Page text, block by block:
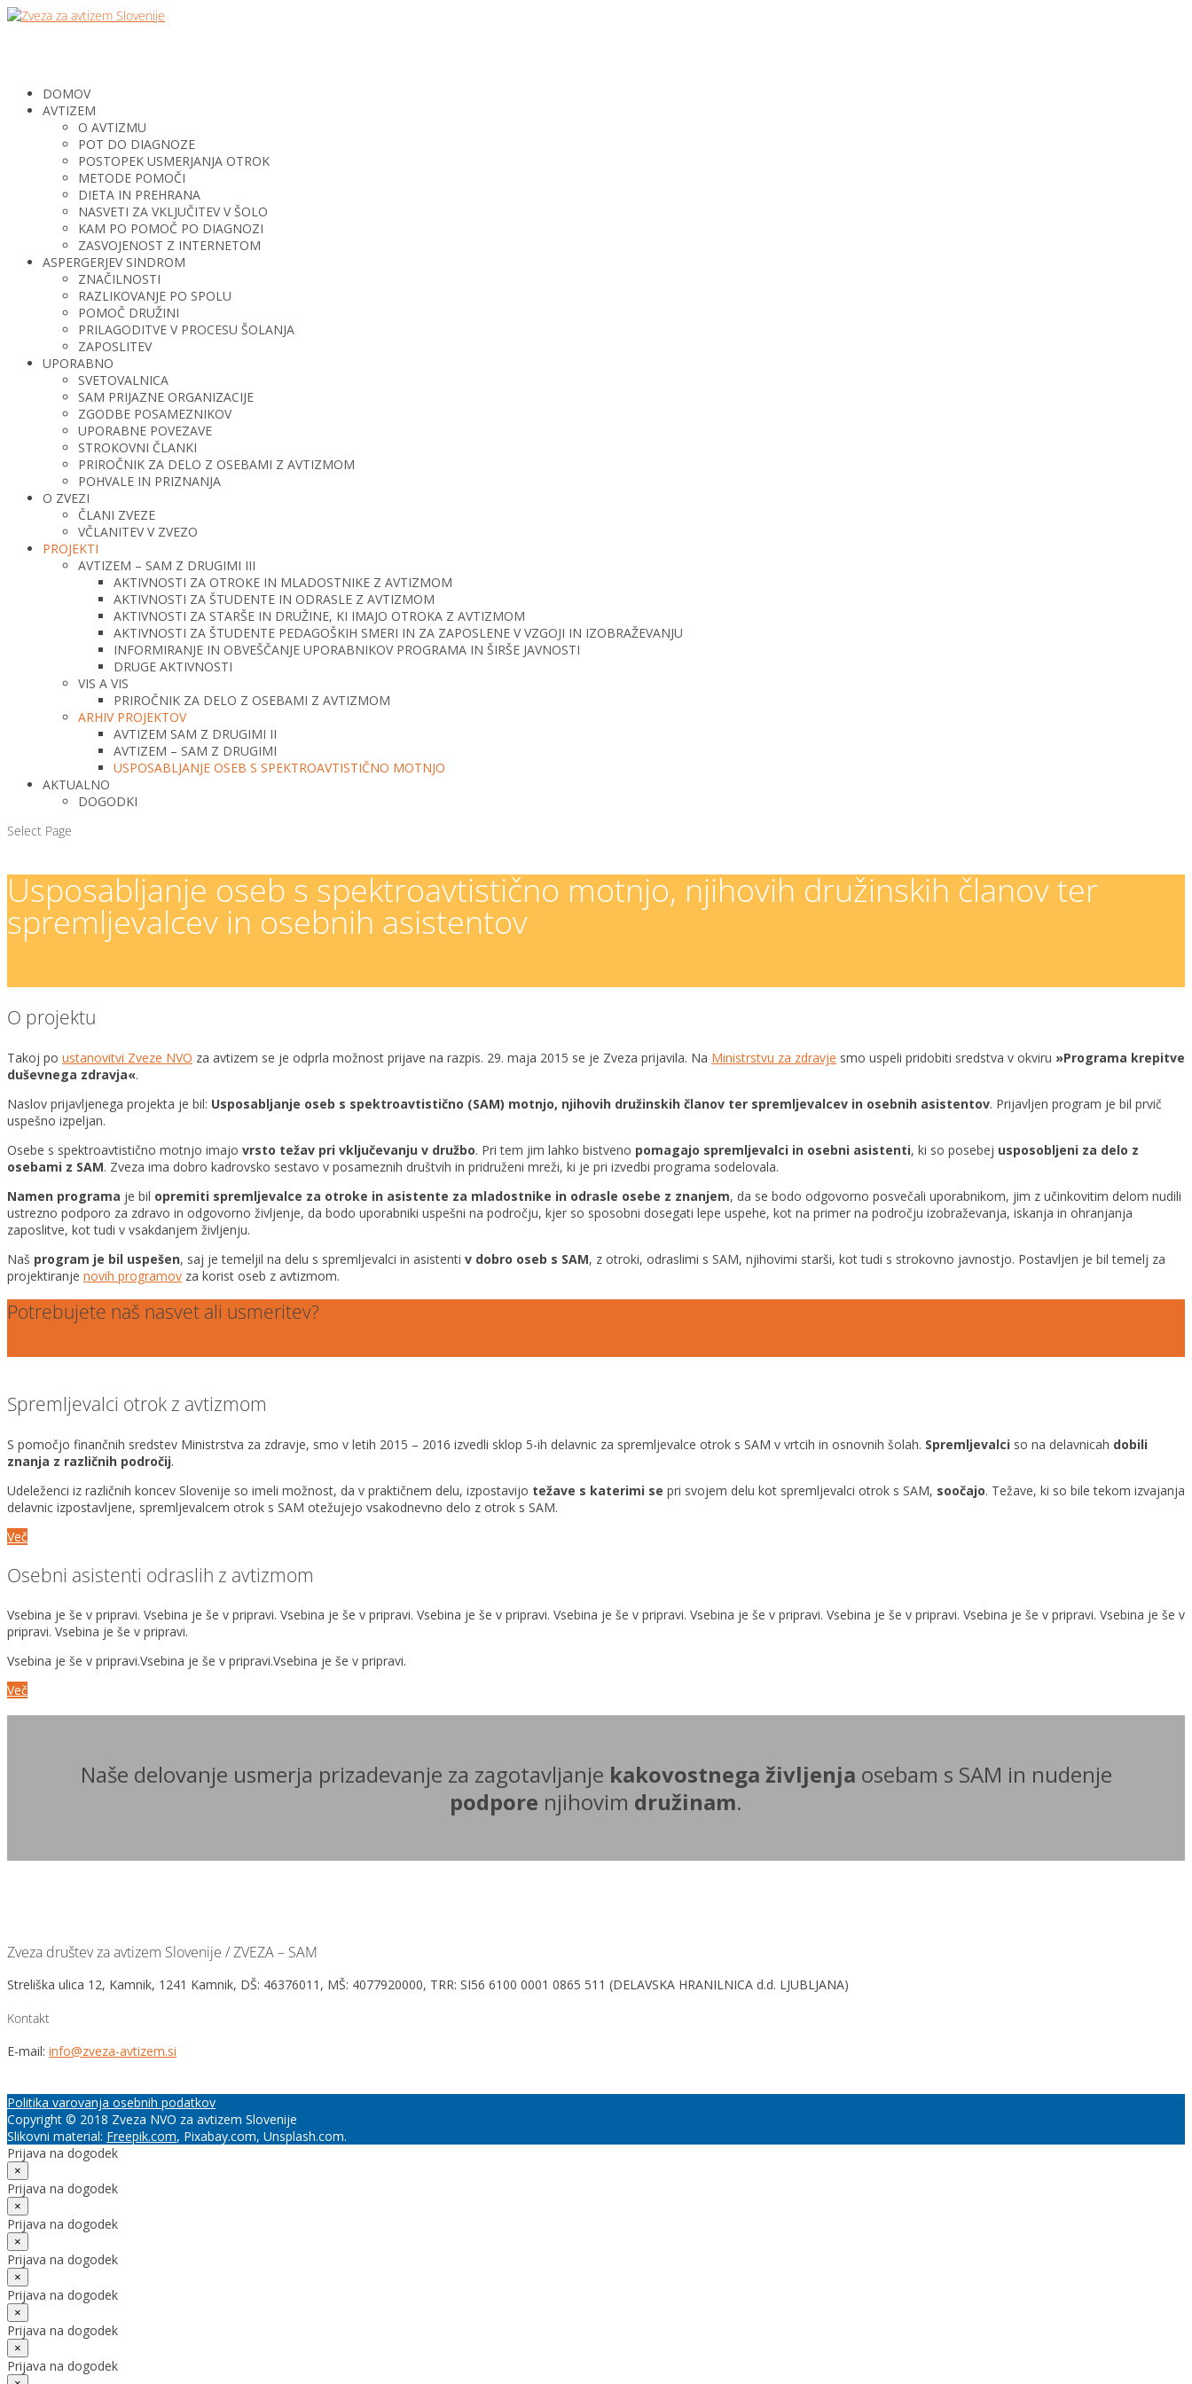
DOMOV
AVTIZEM
O AVTIZMU
POT DO DIAGNOZE
POSTOPEK USMERJANJA OTROK
METODE POMOČI
DIETA IN PREHRANA
NASVETI ZA VKLJUČITEV V ŠOLO
KAM PO POMOČ PO DIAGNOZI
ZASVOJENOST Z INTERNETOM
ASPERGERJEV SINDROM
ZNAČILNOSTI
RAZLIKOVANJE PO SPOLU
POMOČ DRUŽINI
PRILAGODITVE V PROCESU ŠOLANJA
ZAPOSLITEV
UPORABNO
SVETOVALNICA
SAM PRIJAZNE ORGANIZACIJE
ZGODBE POSAMEZNIKOV
UPORABNE POVEZAVE
STROKOVNI ČLANKI
PRIROČNIK ZA DELO Z OSEBAMI Z AVTIZMOM
POHVALE IN PRIZNANJA
O ZVEZI
ČLANI ZVEZE
VČLANITEV V ZVEZO
PROJEKTI
AVTIZEM – SAM Z DRUGIMI III
AKTIVNOSTI ZA OTROKE IN MLADOSTNIKE Z AVTIZMOM
AKTIVNOSTI ZA ŠTUDENTE IN ODRASLE Z AVTIZMOM
AKTIVNOSTI ZA STARŠE IN DRUŽINE, KI IMAJO OTROKA Z AVTIZMOM
AKTIVNOSTI ZA ŠTUDENTE PEDAGOŠKIH SMERI IN ZA ZAPOSLENE V VZGOJI IN IZOBRAŽEVANJU
INFORMIRANJE IN OBVEŠČANJE UPORABNIKOV PROGRAMA IN ŠIRŠE JAVNOSTI
DRUGE AKTIVNOSTI
VIS A VIS
PRIROČNIK ZA DELO Z OSEBAMI Z AVTIZMOM
ARHIV PROJEKTOV
AVTIZEM SAM Z DRUGIMI II
AVTIZEM – SAM Z DRUGIMI
USPOSABLJANJE OSEB S SPEKTROAVTISTIČNO MOTNJO
AKTUALNO
DOGODKI
Select Page
Usposabljanje oseb s spektroavtistično motnjo, njihovih družinskih članov ter
spremljevalcev in osebnih asistentov
O projektu
Takoj po ustanovitvi Zveze NVO za avtizem se je odprla možnost prijave na razpis. 29. maja 2015 se je Zveza prijavila. Na Ministrstvu za zdravje smo uspeli pridobiti sredstva v okviru »Programa krepitve
duševnega zdravja«.
Naslov prijavljenega projekta je bil: Usposabljanje oseb s spektroavtistično (SAM) motnjo, njihovih družinskih članov ter spremljevalcev in osebnih asistentov. Prijavljen program je bil prvič
uspešno izpeljan.
Osebe s spektroavtistično motnjo imajo vrsto težav pri vključevanju v družbo. Pri tem jim lahko bistveno pomagajo spremljevalci in osebni asistenti, ki so posebej usposobljeni za delo z
osebami z SAM. Zveza ima dobro kadrovsko sestavo v posameznih društvih in pridruženi mreži, ki je pri izvedbi programa sodelovala.
Namen programa je bil opremiti spremljevalce za otroke in asistente za mladostnike in odrasle osebe z znanjem, da se bodo odgovorno posvečali uporabnikom, jim z učinkovitim delom nudili
ustrezno podporo za zdravo in odgovorno življenje, da bodo uporabniki uspešni na področju, kjer so sposobni dosegati lepe uspehe, kot na primer na področju izobraževanja, iskanja in ohranjanja
zaposlitve, kottudi v vsakdanjem življenju.
Naš program je bil uspešen, saj je temeljil na delu s spremljevalci in asistenti v dobro oseb s SAM, z otroki, odraslimi s SAM, njihovimi starši, kot tudi s strokovno javnostjo. Postavljen je bil temelj za
projektiranje novih programov za korist oseb z avtizmom.
Potrebujete naš nasvet ali usmeritev?
Spremljevalci otrok z avtizmom
S pomočjo finančnih sredstev Ministrstva za zdravje, smo v letih 2015 – 2016 izvedli sklop 5-ih delavnic za spremljevalce otrok s SAM v vrtcih in osnovnih šolah. Spremljevalci so na delavnicah dobili
znanja z različnih področij.
Udeleženci iz različnih koncev Slovenije so imeli možnost, da v praktičnem delu, izpostavijo težave s katerimi se pri svojem delu kot spremljevalci otrok s SAM, soočajo. Težave, ki so bile tekom izvajanja
delavnic izpostavljene, spremljevalcem otrok s SAM otežujejo vsakodnevno delo z otrok s SAM.
Več
Osebni asistenti odraslih z avtizmom
Vsebina je še v pripravi. Vsebina je še v pripravi. Vsebina je še v pripravi. Vsebina je še v pripravi. Vsebina je še v pripravi. Vsebina je še v pripravi. Vsebina je še v pripravi. Vsebina je še v pripravi. Vsebina je še v
pripravi. Vsebina je še v pripravi.
Vsebina je še v pripravi.Vsebina je še v pripravi.Vsebina je še v pripravi.
Več
Naše delovanje usmerja prizadevanje za zagotavljanje kakovostnega življenja osebam s SAM in nudenje
podpore njihovim družinam.
Zveza društev za avtizem Slovenije / ZVEZA – SAM
Streliška ulica 12, Kamnik, 1241 Kamnik, DŠ: 46376011, MŠ: 4077920000, TRR: SI56 6100 0001 0865 511 (DELAVSKA HRANILNICA d.d. LJUBLJANA)
Kontakt
E-mail: info@zveza-avtizem.si
Politika varovanja osebnih podatkov
Copyright © 2018 Zveza NVO za avtizem Slovenije
Slikovni material: Freepik.com, Pixabay.com, Unsplash.com.
Prijava na dogodek
×
Prijava na dogodek
×
Prijava na dogodek
×
Prijava na dogodek
×
Prijava na dogodek
×
Prijava na dogodek
×
Prijava na dogodek